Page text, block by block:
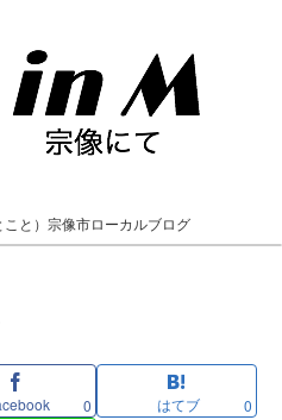
と）宗像市ローカルブログ
0 はてブ 0